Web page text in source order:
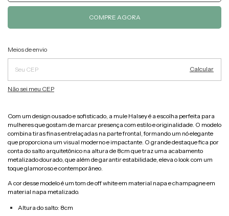
Entregas para o CEP:
Meios de envio
Calcular
Não sei meu CEP
Com um design ousado e sofisticado, a mule Halseyé a escolha perfeita para
mulheres que gostam de marcar presença com estilo e originalidade. O modelo
combina tiras finas entrelaçadas na parte frontal, formando um nó elegante
que proporciona um visual moderno e impactante. O grande destaque fica por
conta do salto arquitetônico na altura de 8cm que traz uma acabamento
metalizado dourado, que além de garantir estabilidade, eleva o look com um
toque glamoroso e contemporâneo.
A cor desse modelo é um tom de off white em material napa echampagne em
material napa metalizado.
Altura do salto: 8cm